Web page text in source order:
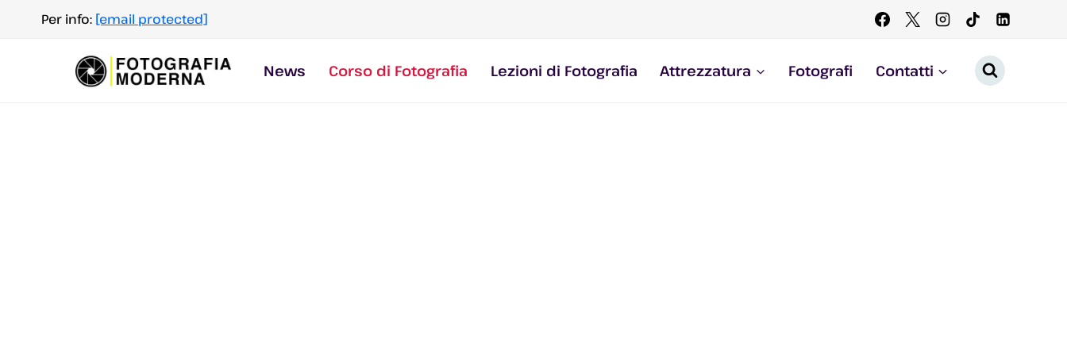
contenuto
Per info: [email protected]
News Corso di Fotografia Lezioni di Fotografia Attrezzatura Fotografi Contatti